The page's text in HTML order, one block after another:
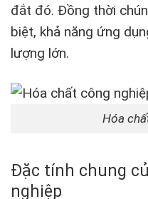
đắt đó. Đồng thời
biệt, khả năng ứng
lượng lớn.
Hóa
Đặc tính chung
nghiệp